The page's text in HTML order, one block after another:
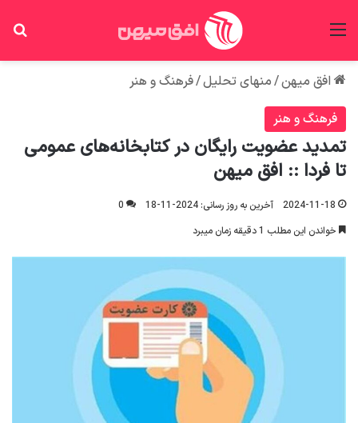
افق میهن/منهای تحلیل/فرهنگ و هنر
فرهنگ و هنر
تمدید عضویت رایگان در کتابخانه‌های عمومی
تا فردا :: افق میهن
2024-11-18 آخرین به روز رسانی: 2024-11-18
0
خواندن این مطلب 1 دقیقه زمان میبرد